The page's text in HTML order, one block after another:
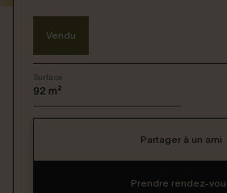
Connexion / Inscription
Vendu
Surface
92 m²
Partager à un ami
Prendre rendez-